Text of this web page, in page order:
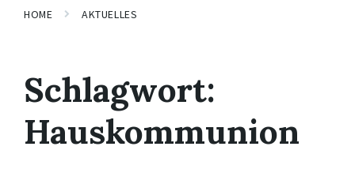
HOME AKTUELLES
Schlagwort:
Hauskommunion